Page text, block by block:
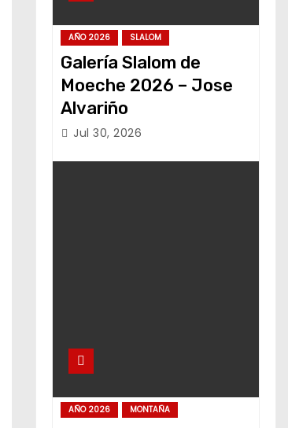
AÑO 2026 SLALOM
Galería Slalom de
Moeche 2026 – Jose
Alvariño
Jul 30, 2026
AÑO 2026 MONTAÑA